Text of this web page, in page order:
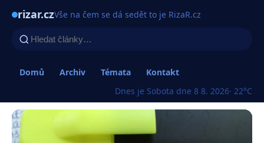
rizar.czVše na čem se dá sedět to je RizaR.cz
Domů Archiv Témata
Kontakt
Dnes je Sobota dne 8 8. 2026· 22°C